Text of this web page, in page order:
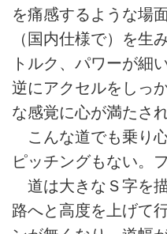
を痛感するような場
（国内仕様で）を生
トルク、パワーが細
逆にアクセルをしっ
な感覚に心が満たされ
こんな道でも乗り
ピッチングもない。
道は大きなＳ字を
路へと高度を上げて